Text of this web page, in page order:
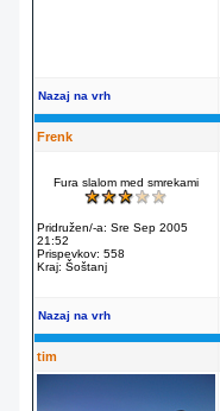
Nazaj na vrh
Frenk
Fura slalom med smrekami
Pridružen/-a: Sre Sep 2005
21:52
Prispevkov: 558
Kraj: Šoštanj
Nazaj na vrh
tim